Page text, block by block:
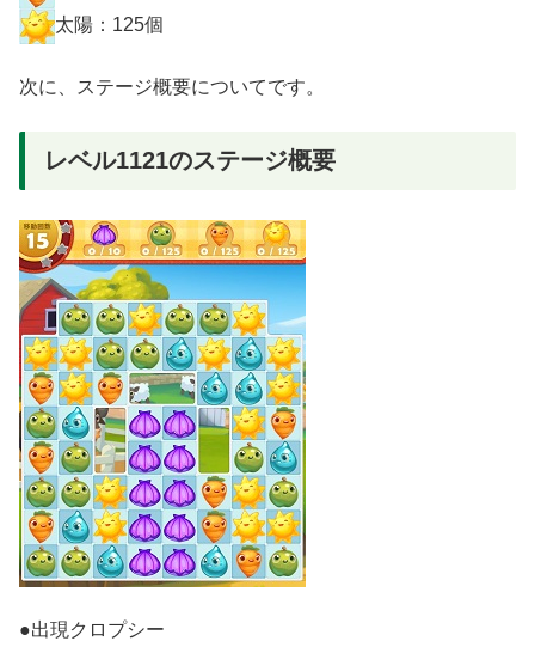
太陽：125個
次に、ステージ概要についてです。
レベル1121のステージ概要
●出現クロプシー